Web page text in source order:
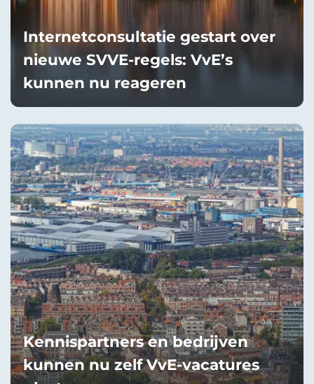
Internetconsultatie gestart over
nieuwe SVVE-regels: VvE’s
kunnen nu reageren
Kennispartners en bedrijven
kunnen nu zelf VvE-vacatures